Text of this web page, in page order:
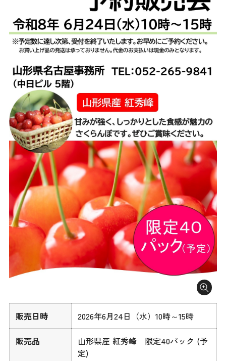
販売日時 2026年6月24日（水）10時～15時
販売品
山形県産 紅秀峰 限定40パック (予
定)